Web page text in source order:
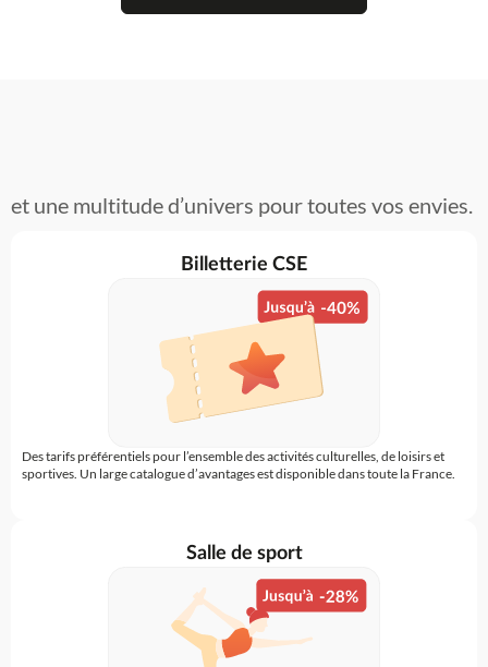
vos salariés
et une multitude d’univers pour toutes vos envies.
Billetterie CSE
Des tarifs préférentiels pour l’ensemble des activités culturelles, de loisirs et
sportives. Un large catalogue d’avantages est disponible dans toute la France.
Salle de sport